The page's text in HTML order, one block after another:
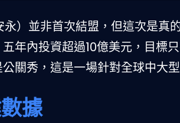
永）並非首次結盟，但這次是
年內投資超過10億美元，目
關秀，這是一場針對全球中大
據